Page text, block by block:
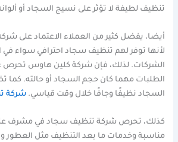
تنظيف لطيفة لا تؤثر على نسيج السجاد أو
أيضا، يفضل كثير من العملاء الاعتماد على
لأنها توفر لهم تنظيف سجاد احترافي سواء في
الشركات. لذلك، فإن شركة كلين هاوس تحرص
الطلبات مهما كان حجم السجاد أو حالته. كما
السجاد نظيفًا وجافًا خلال وقت قياسي.شركة
كذلك، تحرص شركة تنظيف سجاد في مشرف
مناسبة وخدمات ما بعد التنظيف مثل العطور